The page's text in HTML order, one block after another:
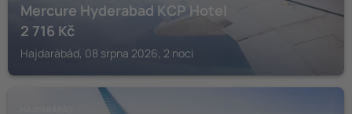
Mercure Hyderabad KCP Hotel
2 716 Kč
Hajdarábád, 08 srpna 2026, 2 noci